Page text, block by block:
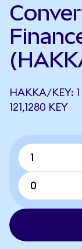
HAKKA/KEY:
121,1280 KEY